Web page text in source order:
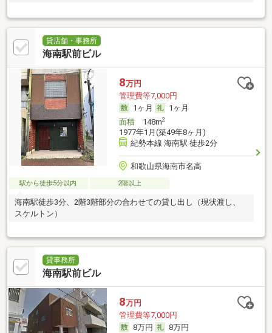
貸店舗・事務所
海南駅前ビル
8万円
管理費等7,000円
1ヶ月
1ヶ月
面積148m2
1977年1月(築49年8ヶ月)
紀勢本線 海南駅 徒歩2分
和歌山県海南市名高
駅から徒歩5分以内 2階以上
海南駅徒歩3分、2階3階部分の合わせての貸し出し（現状渡し、
スケルトン）
貸事務所
海南駅前ビル
8万円
管理費等7,000円
8万円
8万円